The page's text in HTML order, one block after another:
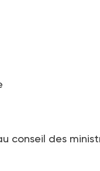
conseil des